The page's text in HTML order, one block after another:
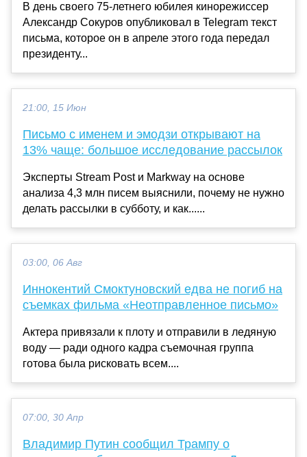
В день своего 75-летнего юбилея кинорежиссер
Александр Сокуров опубликовал в Telegram текст
письма, которое он в апреле этого года передал
президенту...
21:00, 15 Июн
Письмо с именем и эмодзи открывают на
13% чаще: большое исследование рассылок
Эксперты Stream Post и Markway на основе
анализа 4,3 млн писем выяснили, почему не нужно
делать рассылки в субботу, и как......
03:00, 06 Авг
Иннокентий Смоктуновский едва не погиб на
съемках фильма «Неотправленное письмо»
Актера привязали к плоту и отправили в ледяную
воду — ради одного кадра съемочная группа
готова была рисковать всем....
07:00, 30 Апр
Владимир Путин сообщил Трампу о